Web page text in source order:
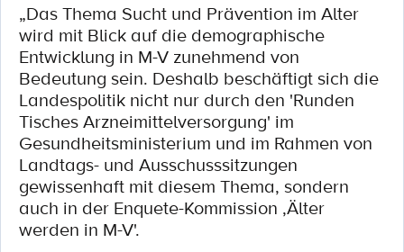
„Das Thema Sucht und Prävention im Alter
wird mit Blick auf die demographische
Entwicklung in M-V zunehmend von
Bedeutung sein. Deshalb beschäftigt sich die
Landespolitik nicht nur durch den 'Runden
Tisches Arzneimittelversorgung' im
Gesundheitsministerium und im Rahmen von
Landtags- und Ausschusssitzungen
gewissenhaft mit diesem Thema, sondern
auch in der Enquete-Kommission ‚Älter
werden in M-V'.